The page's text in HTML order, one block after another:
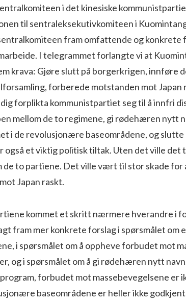
i det kinesiske
til sentraleksekutivkomiteen i
fram omfattende og konkrete
I telegrammet forlangte vi at
krava: Gjøre slutt på borgerkri­gen, innføre
forberede motstanden mot Japan
forplikta kommunistpartiet seg til å innfri
mellom de to regimene, gi rødehæren nytt
i de revolusjonære baseom­rådene, og slutte
også et viktig politisk tiltak. Uten det ville det
de to partiene. Det ville vært til stor skade for
Japan raskt.
kommet et skritt nærmere hverandre i
fram mer konkrete forslag i spørsmålet om
i spørs­målet om å oppheve forbudet mot
og i spørsmålet om å gi rødehæren nytt
forbudet mot massebevegelsene er
baseområdene er heller ikke